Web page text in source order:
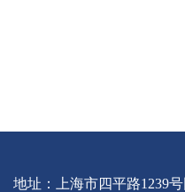
地址：上海市四平路1239